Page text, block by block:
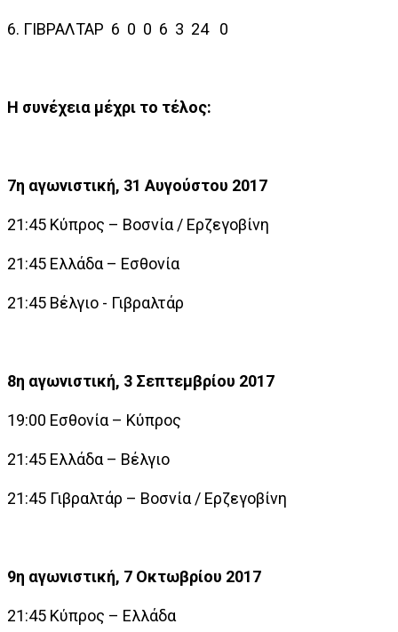
6. ΓΙΒΡΑΛΤΑΡ 6 0 0 6 3 24 0
Η συνέχεια μέχρι το τέλος:
7η αγωνιστική, 31 Αυγούστου 2017
21:45 Κύπρος – Βοσνία / Ερζεγοβίνη
21:45 Ελλάδα – Εσθονία
21:45 Βέλγιο - Γιβραλτάρ
8η αγωνιστική, 3 Σεπτεμβρίου 2017
19:00 Εσθονία – Κύπρος
21:45 Ελλάδα – Βέλγιο
21:45 Γιβραλτάρ – Βοσνία / Ερζεγοβίνη
9η αγωνιστική, 7 Οκτωβρίου 2017
21:45 Κύπρος – Ελλάδα